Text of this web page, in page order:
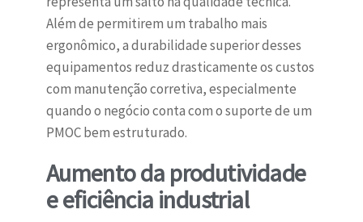
Além de permitirem um trabalho mais
ergonômico, a durabilidade superior desses
equipamentos reduz drasticamente os custos
com manutenção corretiva, especialmente
quando o negócio conta com o suporte de um
PMOC bem estruturado.
Aumento da produtividade
e eficiência industrial